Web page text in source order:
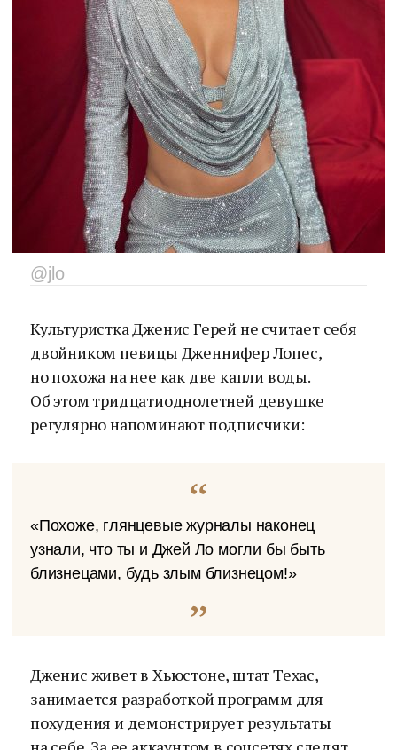
@jlo
Культуристка Дженис Герей не считает себя
двойником певицы Дженнифер Лопес,
но похожа на нее как две капли воды.
Об этом тридцатиоднолетней девушке
регулярно напоминают подписчики:
«Похоже, глянцевые журналы наконец
узнали, что ты и Джей Ло могли бы быть
близнецами, будь злым близнецом!»
Дженис живет в Хьюстоне, штат Техас,
занимается разработкой программ для
похудения и демонстрирует результаты